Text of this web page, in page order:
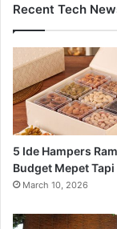
Recent Tech
5 Ide Hampers
Budget Mepet
March 10, 2026